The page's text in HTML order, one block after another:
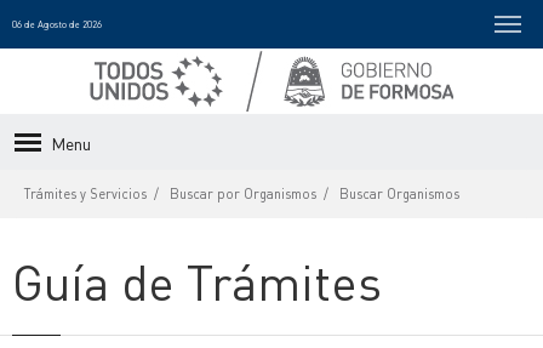
06 de Agosto de 2026
Menu
Trámites y Servicios Buscar por Organismos Buscar Organismos
Guía de Trámites